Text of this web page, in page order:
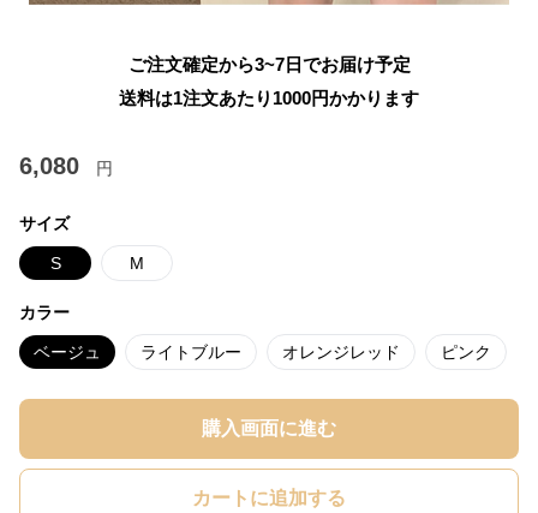
ご注文確定から3~7日でお届け予定
送料は1注文あたり 1000円かかります
6,080 円
サイズ
S M
カラー
ベージュ ライトブルー オレンジレッド ピンク
購入画面に進む
カートに追加する